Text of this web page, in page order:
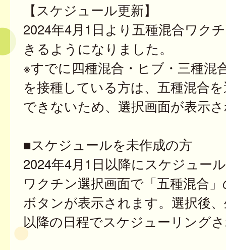
【スケジュール更新】
2024年4月1日より五種混合ワク
きるようになりました。
※すでに四種混合・ヒブ・三種混
を接種している方は、五種混合
できないため、選択画面が表示
■スケジュールを未作成の方
2024年4月1日以降にスケジュー
ワクチン選択画面で「五種混合
ボタンが表示されます。選択後
以降の日程でスケジューリング